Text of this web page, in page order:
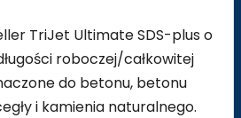
TriJet Ultimate SDS-plus o
roboczej/całkowitej
do betonu, betonu
i kamienia naturalnego.